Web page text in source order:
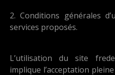
2. Conditions générales
services proposés.
L’utilisation du site
implique l’acceptation